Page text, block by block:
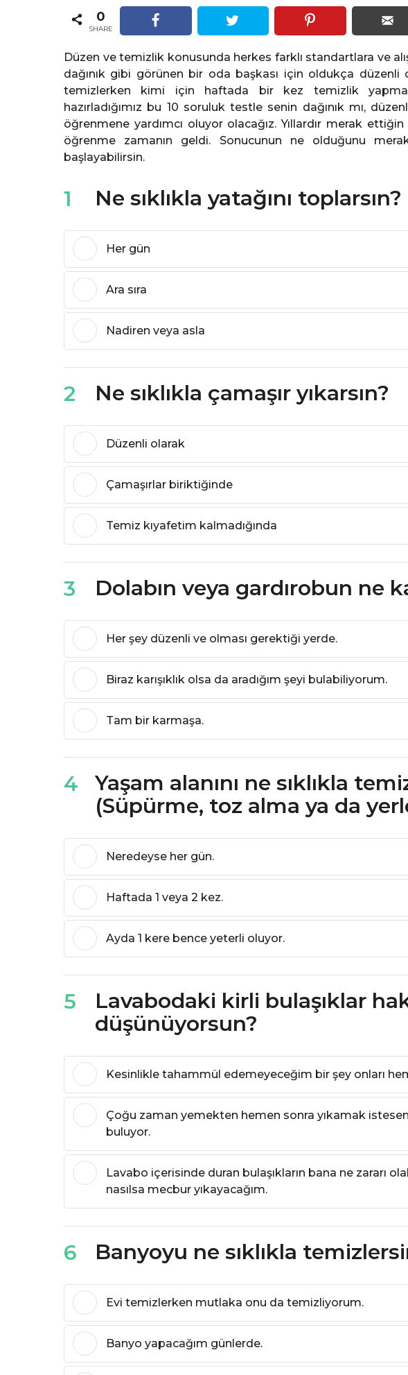
n
c
e
ı
ö
c
e
0
SHARE
Düzen ve temizlik konusunda herkes farklı standartlara ve
dağınık gibi görünen bir oda başkası için oldukça
temizlerken kimi için haftada bir kez temizlik
hazırladığımız bu 10 soruluk testle senin dağınık mı,
öğrenmene yardımcı oluyor olacağız. Yıllardır merak
öğrenme zamanın geldi. Sonucunun ne olduğunu
başlayabilirsin.
1 Ne sıklıkla yatağını toplarsın?
Her gün
Ara sıra
Nadiren veya asla
2 Ne sıklıkla çamaşır yıkarsın?
Düzenli olarak
Çamaşırlar biriktiğinde
Temiz kıyafetim kalmadığında
3 Dolabın veya gardırobun ne
Her şey düzenli ve olması gerektiği yerde.
Biraz karışıklık olsa da aradığım şeyi bulabiliyorum.
Tam bir karmaşa.
4
Yaşam alanını ne sıklıkla
(Süpürme, toz alma ya da
Neredeyse her gün.
Haftada 1 veya 2 kez.
Ayda 1 kere bence yeterli oluyor.
5
Lavabodaki kirli bulaşıklar
düşünüyorsun?
Kesinlikle tahammül edemeyeceğim bir şey onları
Çoğu zaman yemekten hemen sonra yıkamak
buluyor.
Lavabo içerisinde duran bulaşıkların bana ne zararı
nasılsa mecbur yıkayacağım.
6 Banyoyu ne sıklıkla
Evi temizlerken mutlaka onu da temizliyorum.
Banyo yapacağım günlerde.